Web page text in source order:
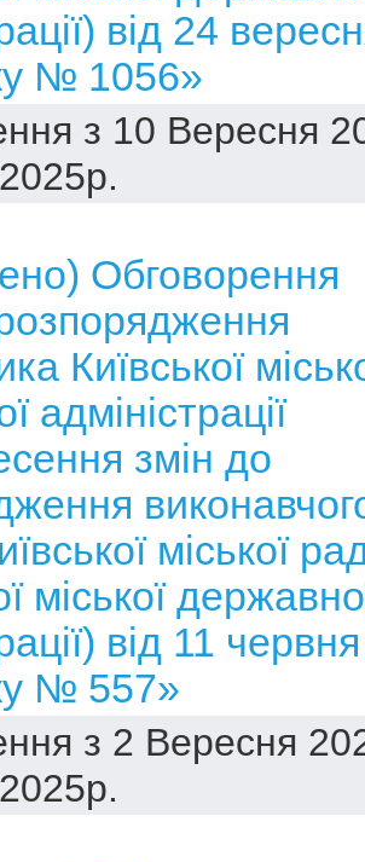
від 24
№ 1056»
з 10 Вересня
Обговорення
Київської
адміністрації
змін до
міської
міської
від 11 червня
№ 557»
з 2 Вересня